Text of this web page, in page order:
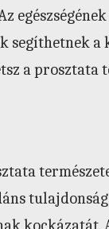
segíthetnek a
a prosztata
kockázatát.